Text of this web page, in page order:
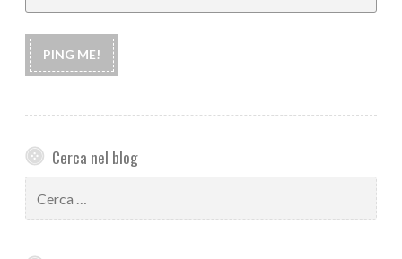
Cerca nel blog
per: